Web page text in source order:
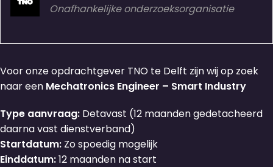
Onafhankelijke onderzoeksorganisatie
Voor onze opdrachtgever TNO te Delft zijn wij op zoek
naar een Mechatronics Engineer – Smart Industry
Type aanvraag: Detavast (12 maanden gedetacheerd
daarna vast dienstverband)
Startdatum: Zo spoedig mogelijk
Einddatum:12 maanden na start